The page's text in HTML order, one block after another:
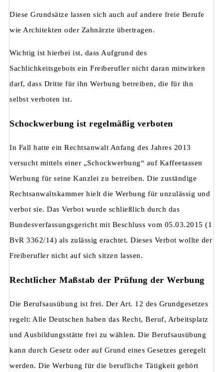
Diese Grundsätze lassen sich auch auf andere freie Berufe
wie Architekten oder Zahnärzte übertragen.
Wichtig ist hierbei ist, dass Aufgrund des
Sachlichkeitsgebots ein Freiberufler nicht daran mitwirken
darf, dass Dritte für ihn Werbung betreiben, die für ihn
selbst verboten ist.
Schockwerbung ist regelmäßig verboten
In Fall hatte ein Rechtsanwalt Anfang des Jahres 2013
versucht mittels einer „Schockwerbung“ auf Kaffeetassen
Werbung für seine Kanzlei zu betreiben. Die zuständige
Rechtsanwaltskammer hielt die Werbung für unzulässig und
verbot sie. Das Verbot wurde schließlich durch das
Bundesverfassungsgericht mit Beschluss vom 05.03.2015 (1
BvR 3362/14) als zulässig erachtet. Dieses Verbot wollte der
Freiberufler nicht auf sich sitzen lassen.
Rechtlicher Maßstab der Prüfung der Werbung
Die Berufsausübung ist frei. Der Art. 12 des Grundgesetzes
regelt: Alle Deutschen haben das Recht, Beruf, Arbeitsplatz
und Ausbildungsstätte frei zu wählen. Die Berufsausübung
kann durch Gesetz oder auf Grund eines Gesetzes geregelt
werden. Die Werbung für die berufliche Tätigkeit gehört